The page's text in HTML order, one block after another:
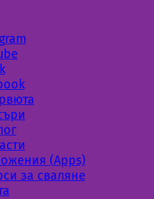
(Apps)
за сваляне